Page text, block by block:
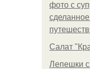
фото с
Салат
Лепешки